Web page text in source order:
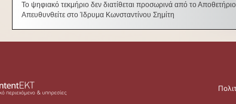
Το ψηφιακό τεκμήριο δεν διατίθεται προσωρινά από το Αποθετήριο
Απευθυνθείτε στο Ίδρυμα Κωνσταντίνου Σημίτη